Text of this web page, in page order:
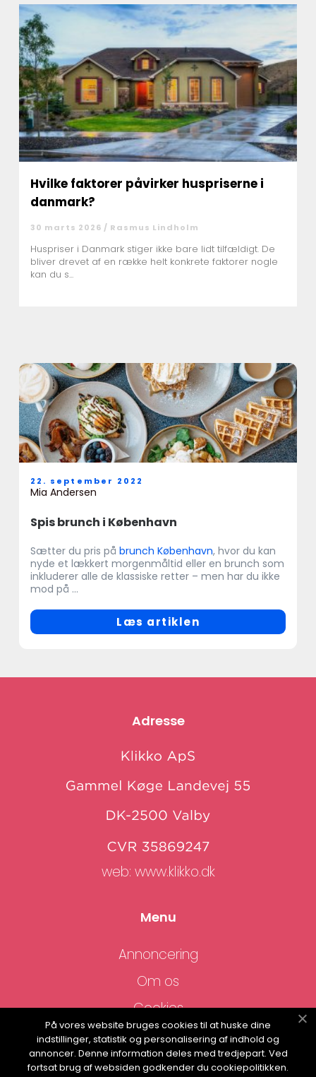
Hvilke faktorer påvirker huspriserne i
danmark?
30 marts 2026 / Rasmus Lindholm
Huspriser i Danmark stiger ikke bare lidt tilfældigt. De
bliver drevet af en række helt konkrete faktorer nogle
kan du s...
Spis brunch i København
22. september 2022
Mia Andersen
Sætter du pris på brunch København, hvor du kan
nyde et lækkert morgenmåltid eller en brunch som
inkluderer alle de klassiske retter – men har du ikke
mod på ...
Læs artiklen
Adresse
web: www.klikko.dk
Menu
Annoncering
Om os
Cookies
Kontakt os
Sitemap
På vores website bruges cookies til at huske dine
indstillinger, statistik og personalisering af indhold og
annoncer. Denne information deles med tredjepart. Ved
fortsat brug af websiden godkender du cookiepolitikken.